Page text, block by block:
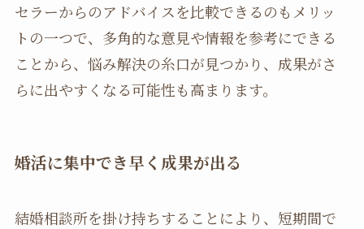
セラーからのアドバイスを比較できるのもメリッ
トの一つで、多角的な意見や情報を参考にできる
ことから、悩み解決の糸口が見つかり、成果がさ
らに出やすくなる可能性も高まります。
婚活に集中でき早く成果が出る
結婚相談所を掛け持ちすることにより、短期間で